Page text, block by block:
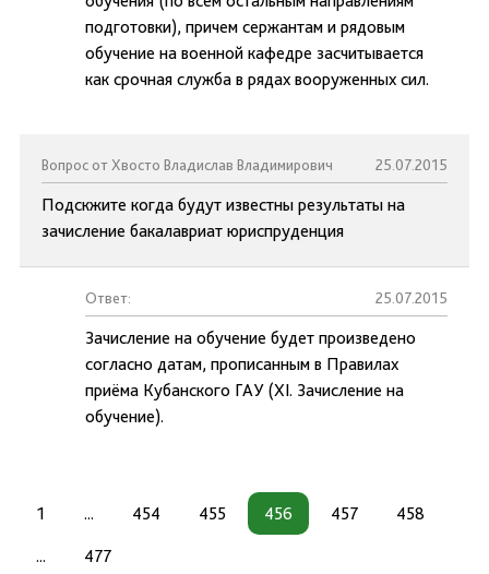
подготовки), причем сержантам и рядовым
обучение на военной кафедре засчитывается
как срочная служба в рядах вооруженных сил.
Вопрос от Хвосто Владислав Владимирович 25.07.2015
Подскжите когда будут известны результаты на
зачисление бакалавриат юриспруденция
Ответ: 25.07.2015
Зачисление на обучение будет произведено
согласно датам, прописанным в Правилах
приёма Кубанского ГАУ (XI. Зачисление на
обучение).
1 ... 454 455 456 457 458
... 477